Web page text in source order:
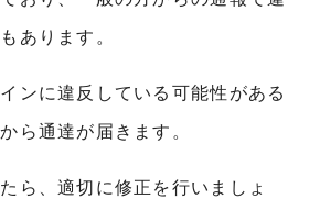
あります。
ンに違反している可能性がある
ら通達が届きます。
ら、適切に修正を行いましょ